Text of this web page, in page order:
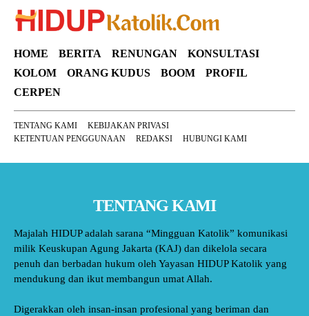
HOME BERITA RENUNGAN
KONSULTASI
KOLOM
ORANG KUDUS BOOM
PROFIL
CERPEN
TENTANG KAMI
KEBIJAKAN PRIVASI
KETENTUAN PENGGUNAAN
REDAKSI HUBUNGI KAMI
TENTANG KAMI
Majalah HIDUP adalah sarana “Mingguan Katolik” komunikasi
milik Keuskupan Agung Jakarta (KAJ) dan dikelola secara
penuh dan berbadan hukum oleh Yayasan HIDUP Katolik yang
mendukung dan ikut membangun umat Allah.
Digerakkan oleh insan-insan profesional yang beriman dan